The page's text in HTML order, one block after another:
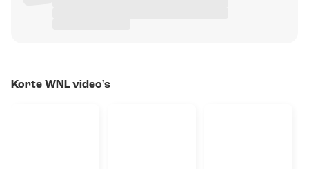
Korte WNL video's